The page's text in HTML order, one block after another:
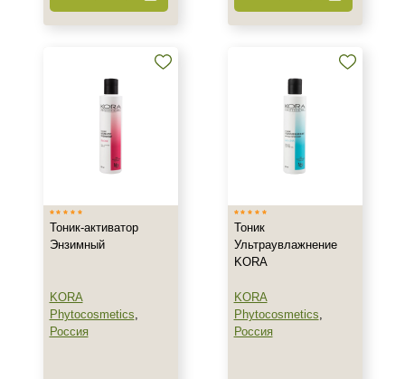
Тоник-активатор
Энзимный
KORA
Phytocosmetics,
Россия
Тоник
Ультраувлажнение
KORA
KORA
Phytocosmetics,
Россия